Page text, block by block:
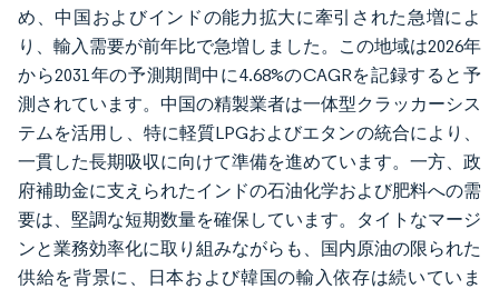
め、中国およびインドの能力拡大に牽引された急増によ
り、輸入需要が前年比で急増しました。この地域は2026年
から2031年の予測期間中に4.68%のCAGRを記録すると予
測されています。中国の精製業者は一体型クラッカーシス
テムを活用し、特に軽質LPGおよびエタンの統合により、
一貫した長期吸収に向けて準備を進めています。一方、政
府補助金に支えられたインドの石油化学および肥料への需
要は、堅調な短期数量を確保しています。タイトなマージ
ンと業務効率化に取り組みながらも、国内原油の限られた
供給を背景に、日本および韓国の輸入依存は続いていま